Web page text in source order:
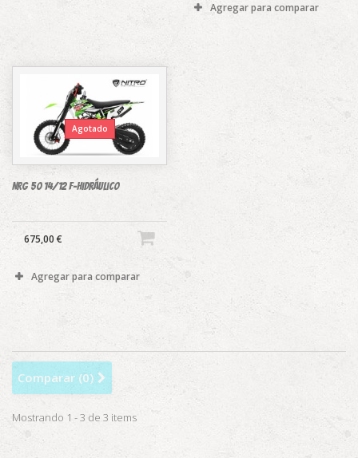
Agregar para comparar
Agotado
NRG 50 14/12 F-hidráulico
675,00 €
Agregar para comparar
Comparar (0)
Mostrando 1 - 3 de 3 items